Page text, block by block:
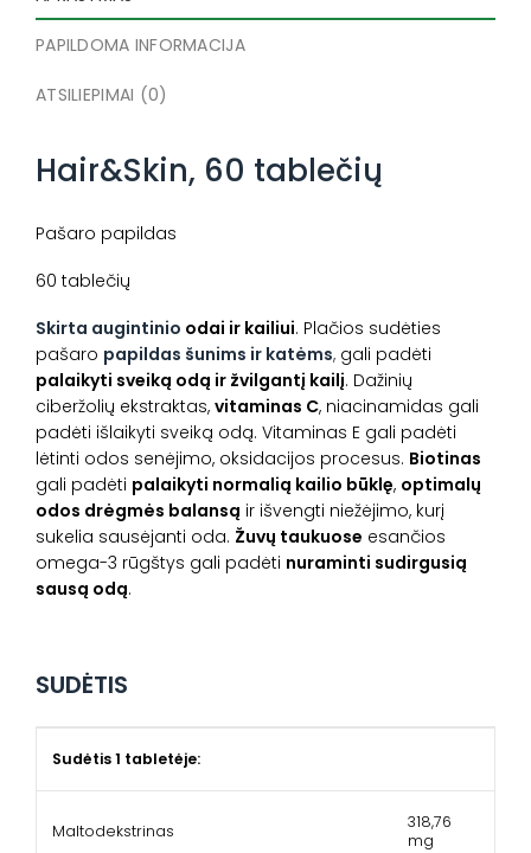
PAPILDOMA INFORMACIJA
ATSILIEPIMAI (0)
Hair&Skin, 60 tablečių
Pašaro papildas
60 tablečių
Skirta augintinio odai ir kailiui. Plačios sudėties
pašaro papildas šunims ir katėms, gali padėti
palaikyti sveiką odą ir žvilgantį kailį. Dažinių
ciberžolių ekstraktas, vitaminas C, niacinamidas gali
padėti išlaikyti sveiką odą. Vitaminas E gali padėti
lėtinti odos senėjimo, oksidacijos procesus. Biotinas
gali padėti palaikyti normalią kailio būklę, optimalų
odos drėgmės balansą ir išvengti niežėjimo, kurį
sukelia sausėjanti oda. Žuvų taukuose esančios
omega-3 rūgštys gali padėti nuraminti sudirgusią
sausą odą.
SUDĖTIS
Sudėtis 1 tabletėje:
Maltodekstrinas
318,76
mg